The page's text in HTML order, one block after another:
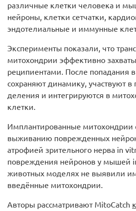
различные клетки человека и
нейроны, клетки сетчатки,
эндотелиальные и иммунные
Эксперименты показали, что
митохондрии эффективно
реципиентами. После попадания
сохраняют динамику, участвуют в
деления и интегрируются в
клетки.
Имплантированные митохондрии
выживанию поврежденных
атрофией зрительного нерва in
повреждения нейронов у мышей
животных моделях не выявили
введённые митохондрии.
Авторы рассматривают MitoCatch